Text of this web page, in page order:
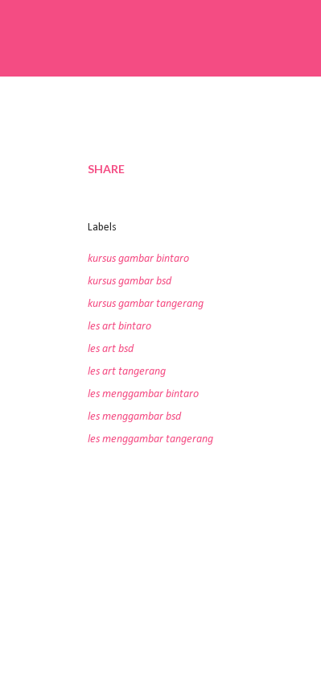
SHARE
Labels
kursus gambar bintaro
kursus gambar bsd
kursus gambar tangerang
les art bintaro
les art bsd
les art tangerang
les menggambar bintaro
les menggambar bsd
les menggambar tangerang